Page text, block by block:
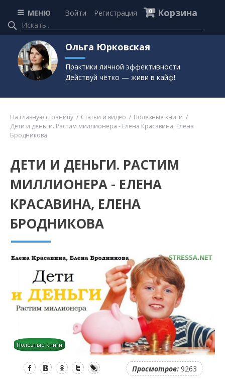
МЕНЮ Войти Регистрация 0 Корзина
Ольга Юрковская
Практики личной эффективности
Действуй чётко — живи в кайф!
На главную страницу Статьи и видео
Полезные книги
Дети и деньги. Растим миллионера - Елена Красавина, Елена
Бродникова
ДЕТИ И ДЕНЬГИ. РАСТИМ
МИЛЛИОНЕРА - ЕЛЕНА
КРАСАВИНА, ЕЛЕНА
БРОДНИКОВА
Полезные книги
Просмотров:9263